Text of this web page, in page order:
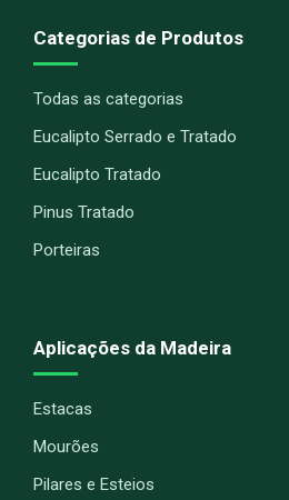
Categorias de Produtos
Todas as categorias
Eucalipto Serrado e Tratado
Eucalipto Tratado
Pinus Tratado
Porteiras
Aplicações da Madeira
Estacas
Mourões
Pilares e Esteios